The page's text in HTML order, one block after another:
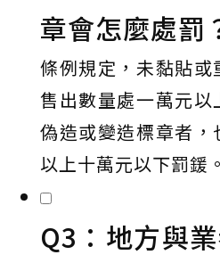
章會怎麼處罰
條例規定，未黏貼
售出數量處一萬元以
偽造或變造標章者
以上十萬元以下罰鍰。
Q3：地方與